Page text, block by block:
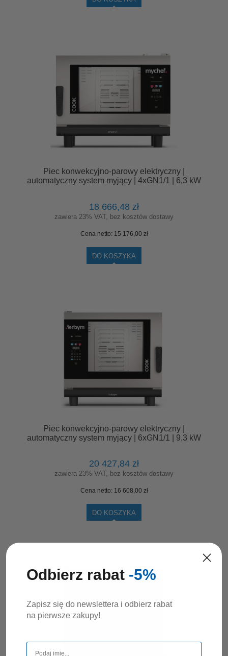
Piec konwekcyjno-parowy elektryczny |
automatyczny system myjący | 4xGN1/1 | 6,3 kW
18 666,48 zł
zawiera 23% VAT, bez kosztów dostawy
Cena netto: 15 176,00 zł
DO KOSZYKA
Piec konwekcyjno-parowy elektryczny |
automatyczny system myjący | 6xGN1/1 | 9,3 kW
20 427,84 zł
zawiera 23% VAT, bez kosztów dostawy
Cena netto: 16 608,00 zł
DO KOSZYKA
Odbierz rabat -5%
Zapisz się do newslettera i odbierz rabat
na pierwsze zakupy!